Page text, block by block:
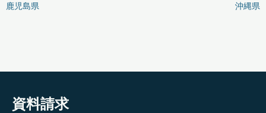
鹿児島県
沖縄県
資料請求